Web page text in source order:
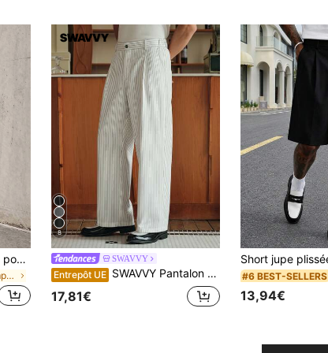
Pantalon droit décontracté pour homme en faux lin de couleur unie, pantalon long polyvalent au style minimaliste pour le quotidien et les trajets, texture effet lin
de Printemps/Été Pantalons pour hommes
8
SWAVVY
Entrepôt UE SWAVVY Pantalon habillé casual à plis plissés avec imprimé rayé pour hommes
17,81€
#6 BEST-SELLERS
13,94€